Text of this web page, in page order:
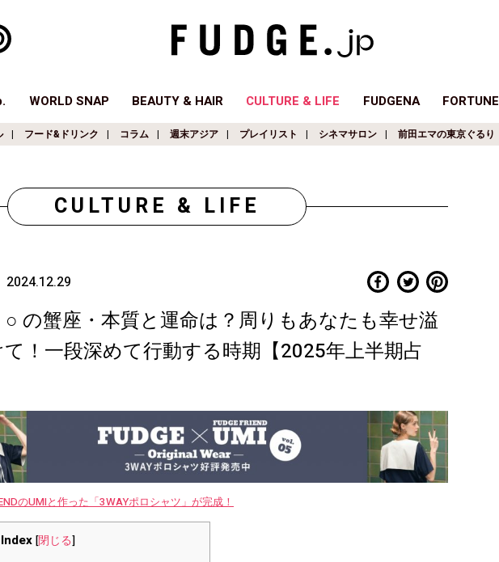
WORLD SNAP BEAUTY & HAIR CULTURE & LIFE FUDGENA FORTUNE
フード&ドリンク コラム 週末アジア プレイリスト シネマサロン 前田エマの東京ぐるり
CULTURE & LIFE
2024.12.29
の蟹座・本質と運命は？周りもあなたも幸せ溢
！一段深めて行動する時期【2025年上半期占
のUMIと作った「3WAYポロシャツ」が完成！
Index [閉じる]